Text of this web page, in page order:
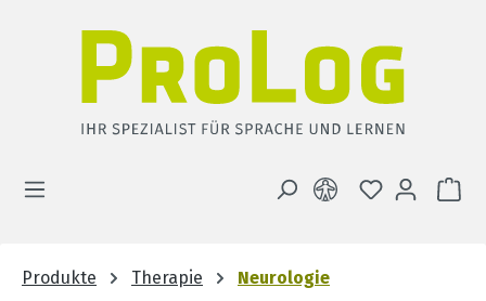
DU HAST 0
Produkte Therapie Neurologie